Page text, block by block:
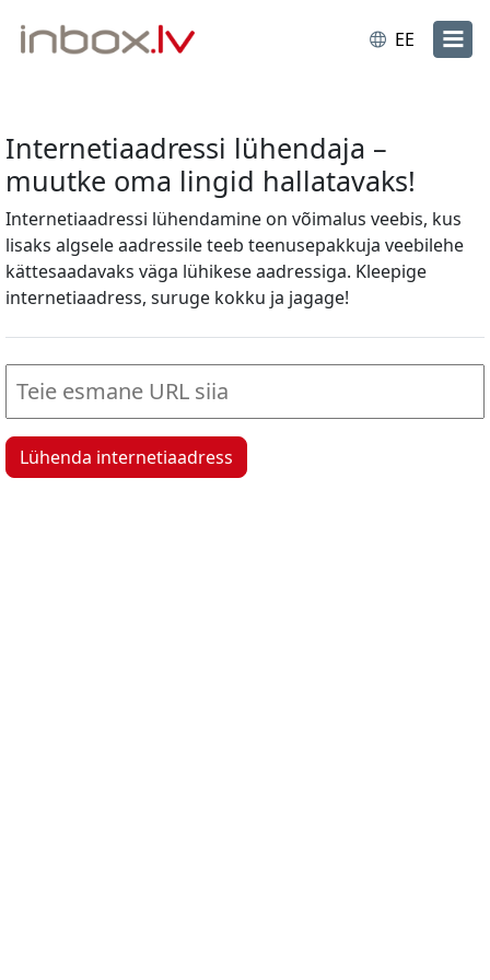
EE
Internetiaadressi lühendaja –
muutke oma lingid hallatavaks!
Internetiaadressi lühendamine on võimalus veebis, kus
lisaks algsele aadressile teeb teenusepakkuja veebilehe
kättesaadavaks väga lühikese aadressiga. Kleepige
internetiaadress, suruge kokku ja jagage!
Lühenda internetiaadress